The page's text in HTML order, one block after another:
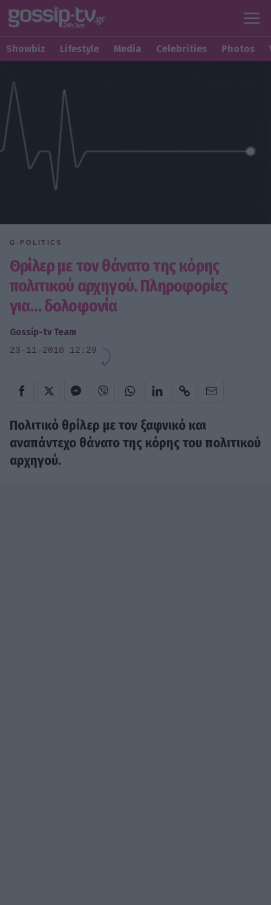
Showbiz Lifestyle Media Celebrities Photos
G-POLITICS
Θρίλερ με τον θάνατο της κόρης
πολιτικού αρχηγού. Πληροφορίες
για… δολοφονία
Gossip-tv Team
23-11-2016 12:29
Πολιτικό θρίλερ με τον ξαφνικό και
αναπάντεχο θάνατο της κόρης του πολιτικού
αρχηγού.